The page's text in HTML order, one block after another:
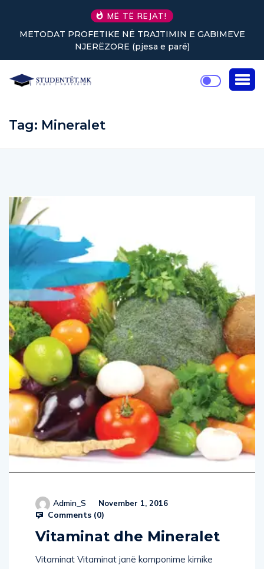
MË TË REJAT!
METODAT PROFETIKE NË TRAJTIMIN E GABIMEVE
NJERËZORE (pjesa e parë)
Tag: Mineralet
Admin_S November 1, 2016
Comments (0)
Vitaminat dhe Mineralet
Vitaminat Vitaminat janë komponime kimike